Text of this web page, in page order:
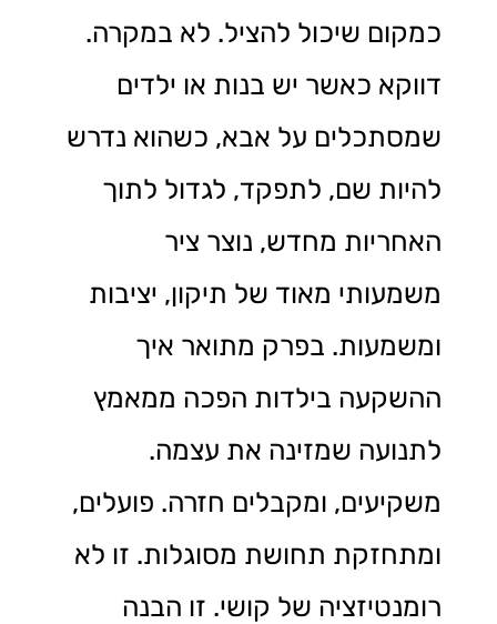
כמקום שיכול להציל. לא במקרה.
דווקא כאשר יש בנות או ילדים
שמסתכלים על אבא, כשהוא נדרש
להיות שם, לתפקד, לגדול לתוך
האחריות מחדש, נוצר ציר
משמעותי מאוד של תיקון, יציבות
ומשמעות. בפרק מתואר איך
ההשקעה בילדות הפכה ממאמץ
לתנועה שמזינה את עצמה.
משקיעים, ומקבלים חזרה. פועלים,
ומתחזקת תחושת מסוגלות. זו לא
רומנטיזציה של קושי. זו הבנה